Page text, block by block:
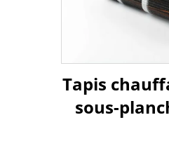
Tapis
sous-